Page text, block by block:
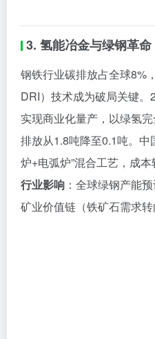
3. 氢能冶金与绿钢革命
钢铁行业碳排放占全球8%
DRI）技术成为破局关键
实现商业化量产，以绿氢
排放从1.8吨降至0.1吨。中
炉+电弧炉”混合工艺，成本
行业影响 ：全球绿钢产能
矿业价值链（铁矿石需求转